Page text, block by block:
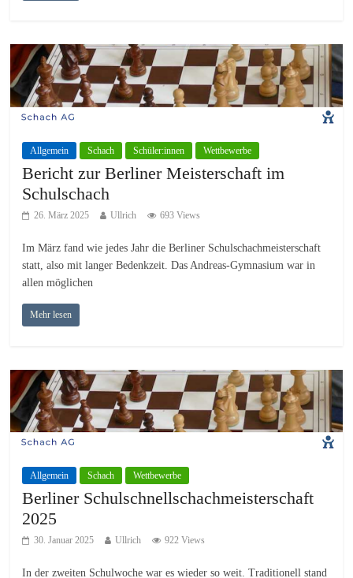
Allgemein Schach Schüler:innen Wettbewerbe
Bericht zur Berliner Meisterschaft im
Schulschach
26. März 2025 Ullrich 693 Views
Im März fand wie jedes Jahr die Berliner Schulschachmeisterschaft
statt, also mit langer Bedenkzeit. Das Andreas-Gymnasium war in
allen möglichen
Mehr lesen
Allgemein Schach Wettbewerbe
Berliner Schulschnellschachmeisterschaft
2025
30. Januar 2025 Ullrich 922 Views
In der zweiten Schulwoche war es wieder so weit. Traditionell stand